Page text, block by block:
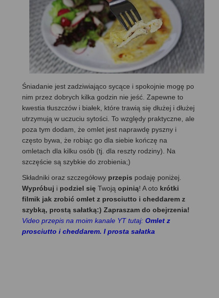
Śniadanie jest zadziwiająco sycące i spokojnie mogę po
nim przez dobrych kilka godzin nie jeść. Zapewne to
kwestia tłuszczów i białek, które trawią się dłużej i dłużej
utrzymują w uczuciu sytości. To względy praktyczne, ale
poza tym dodam, że omlet jest naprawdę pyszny i
często bywa, że robiąc go dla siebie kończę na
omletach dla kilku osób (tj. dla reszty rodziny). Na
szczęście są szybkie do zrobienia;)
Składniki oraz szczegółowy przepis podaję poniżej.
Wypróbuj i podziel się Twoją opinią! A oto krótki
filmik jak zrobić omlet z prosciutto i cheddarem z
szybką, prostą sałatką:) Zapraszam do obejrzenia!
Video przepis na moim kanale YT tutaj: Omlet z
prosciutto i cheddarem. I prosta sałatka